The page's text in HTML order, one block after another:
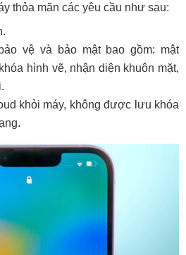
thỏa mãn các yêu cầu như sau:
vệ và bảo mật bao gồm: mật
hình vẽ, nhận diện khuôn mặt,
khỏi máy, không được lưu khóa